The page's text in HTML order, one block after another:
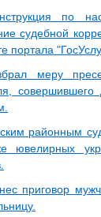
по
судебной
портала
меру
районным
ювелирных
приговор